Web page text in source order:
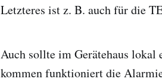
Letzteres ist z. B. auch für die
Auch sollte im Gerätehaus
kommen funktioniert die